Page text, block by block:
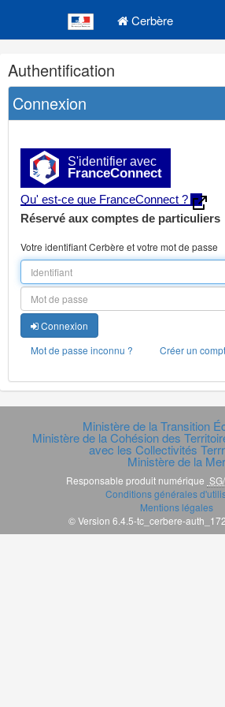
Cerbère
Navigation
et
outils
annexes
Authentification
Connexion
S'identifier avec
FranceConnect
Qu' est-ce que FranceConnect ?
Réservé aux comptes de particuliers
Votre identifiant Cerbère et votre mot de passe
Connexion
Mot de passe inconnu ?
Créer un
Ministère de la Transition
Ministère de la Cohésion des
avec les Collectivités
Ministère de la Mer
Responsable produit numérique
Conditions générales
Mentions légales
© Version 6.4.5-tc_cerbere-